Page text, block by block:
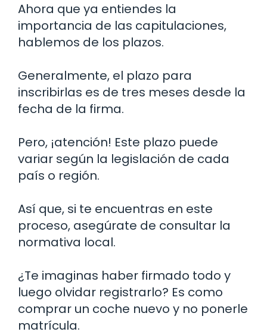
Ahora que ya entiendes la
importancia de las capitulaciones,
hablemos de los plazos.
Generalmente, el plazo para
inscribirlas es de tres meses desde la
fecha de la firma.
Pero, ¡atención! Este plazo puede
variar según la legislación de cada
país o región.
Así que, si te encuentras en este
proceso, asegúrate de consultar la
normativa local.
¿Te imaginas haber firmado todo y
luego olvidar registrarlo? Es como
comprar un coche nuevo y no ponerle
matrícula.